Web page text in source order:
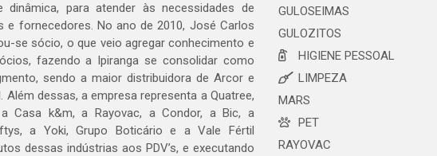
dinâmica, para atender às necessidades de
e fornecedores. No ano de 2010, José Carlos
se sócio, o que veio agregar conhecimento e
fazendo a Ipiranga se consolidar como
sendo a maior distribuidora de Arcor e
Além dessas, a empresa representa a Quatree,
Casa k&m, a Rayovac, a Condor, a Bic, a
a Yoki, Grupo Boticário e a Vale Fértil
dessas indústrias aos PDV’s, e executando
GULOSEIMAS
GULOZITOS
HIGIENE PESSOAL
LIMPEZA
MARS
PET
RAYOVAC